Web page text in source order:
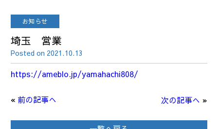
お知らせ
埼玉 営業
Posted on 2021.10.13
https://ameblo.jp/yamahachi808/
« 前の記事へ 次の記事へ »